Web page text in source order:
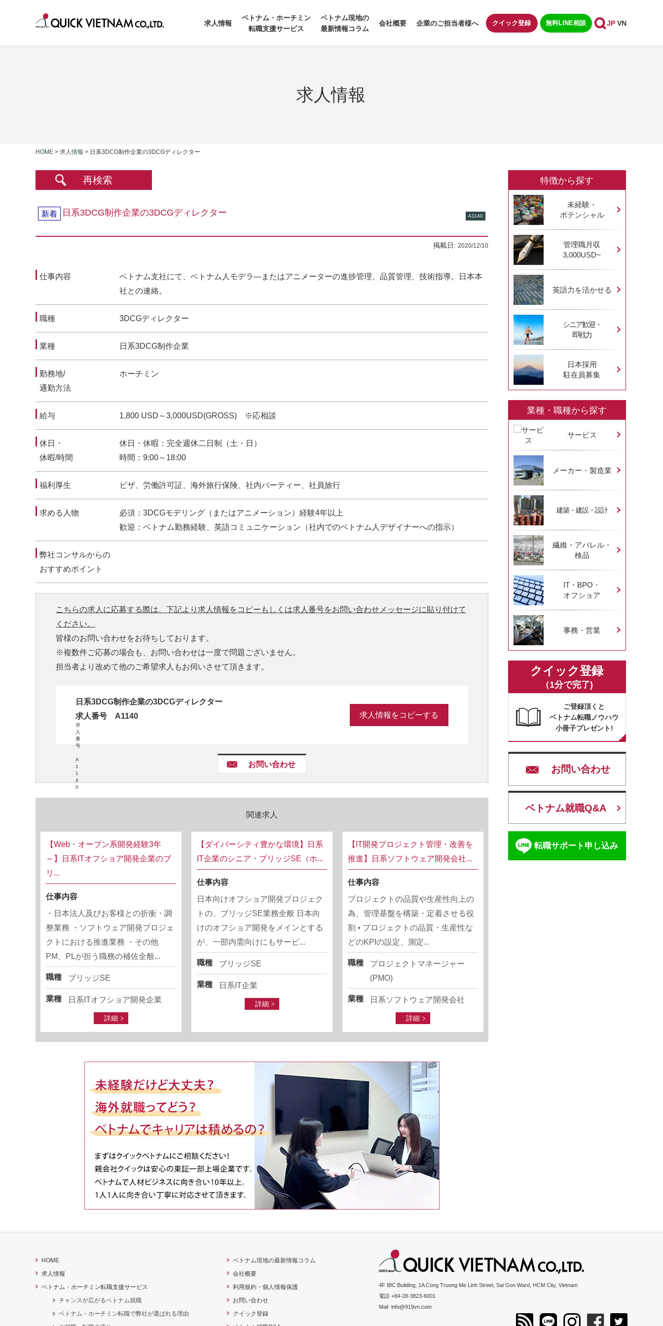
求人情報
ベトナム・ホーチミン
転職支援サービス
ベトナム現地の
最新情報コラム
会社概要 企業のご担当者様へ クイック登録 無料LINE相談 JP VN
求人情報
HOME > 求人情報 > 日系3DCG制作企業の3DCGディレクター
再検索
新着 日系3DCG制作企業の3DCGディレクター A1140
掲載日: 2020/12/10
仕事内容
ベトナム支社にて、ベトナム人モデラ―またはアニメーターの進捗管理、品質管理、技術指導。日本本
社との連絡。
職種 3DCGディレクター
業種 日系3DCG制作企業
勤務地/
通勤方法
ホーチミン
給与 1,800 USD～3,000USD(GROSS) ※応相談
休日・
休暇/時間
休日・休暇：完全週休二日制（土・日）
時間：9:00～18:00
福利厚生 ビザ、労働許可証、海外旅行保険、社内パーティー、社員旅行
求める人物
必須：3DCGモデリング（またはアニメーション）経験4年以上
歓迎：ベトナム勤務経験、英語コミュニケーション（社内でのベトナム人デザイナーへの指示）
弊社コンサルからの
おすすめポイント
こちらの求人に応募する際は、下記より求人情報をコピーもしくは求人番号をお問い合わせメッセージに貼り付けて
ください。
皆様のお問い合わせをお待ちしております。
※複数件ご応募の場合も、お問い合わせは一度で問題ございません。
担当者より改めて他のご希望求人もお伺いさせて頂きます。
求
人
番
号
A
1
1
4
0
日系3DCG制作企業の3DCGディレクター
求人番号 A1140
求人情報をコピーする
お問い合わせ
関連求人
【Web・オープン系開発経験3年
～】日系ITオフショア開発企業のブ
リ...
仕事内容
・日本法人及びお客様との折衝・調
整業務 ・ソフトウェア開発プロジェ
クトにおける推進業務 ・その他
PM、PLが担う職務の補佐全般...
職種 ブリッジSE
業種 日系ITオフショア開発企業
詳細
【ダイバーシティ豊かな環境】日系
IT企業のシニア・ブリッジSE（ホ...
仕事内容
日本向けオフショア開発プロジェク
トの、ブリッジSE業務全般 日本向
けのオフショア開発をメインとする
が、一部内需向けにもサービ...
職種 ブリッジSE
業種 日系IT企業
詳細
【IT開発プロジェクト管理・改善を
推進】日系ソフトウェア開発会社...
仕事内容
プロジェクトの品質や生産性向上の
為、管理基盤を構築・定着させる役
割 • プロジェクトの品質・生産性な
どのKPIの設定、測定...
職種
プロジェクトマネージャー
(PMO)
業種 日系ソフトウェア開発会社
詳細
特徴から探す
未経験・
ポテンシャル
管理職月収
3,000USD~
英語力を活かせる
シニア歓迎・
即戦力
日本採用
駐在員募集
業種・職種から探す
サービス
メーカー・製造業
建築・建設・設計
繊維・アパレル・
検品
IT・BPO・
オフショア
事務・営業
クイック登録
（1分で完了)
ご登録頂くと
ベトナム転職ノウハウ
小冊子プレゼント!
お問い合わせ
ベトナム就職Q&A
転職サポート申し込み
HOME
求人情報
ベトナム・ホーチミン転職支援サービス
チャンスが広がるベトナム就職
ベトナム・ホーチミン転職で弊社が選ばれる理由
ベトナム現地の最新情報コラム
会社概要
利用規約・個人情報保護
お問い合わせ
クイック登録
4F IBC Building, 1A Cong Truong Me Linh Street, Sai Gon Ward, HCM City, Vietnam
電話 +84-28-3823-6001
Mail info@919vn.com